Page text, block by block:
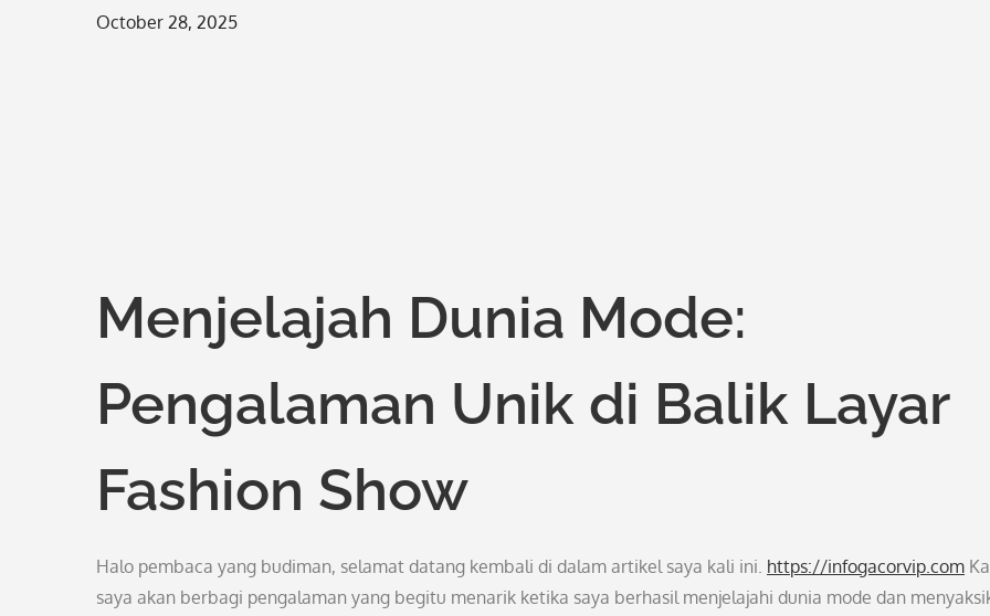
Posted
October 28, 2025
Menjelajah Dunia Mode:
Pengalaman Unik di Balik Layar
Fashion Show
Halo pembaca yang budiman, selamat datang kembali di dalam artikel saya kali ini. https://infogacorvip.com
saya akan berbagi pengalaman yang begitu menarik ketika saya berhasil menjelajahi dunia mode dan